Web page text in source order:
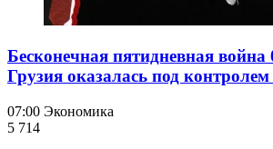
Бесконечная пятидневная война
Грузия оказалась под
07:00 Экономика
5 714